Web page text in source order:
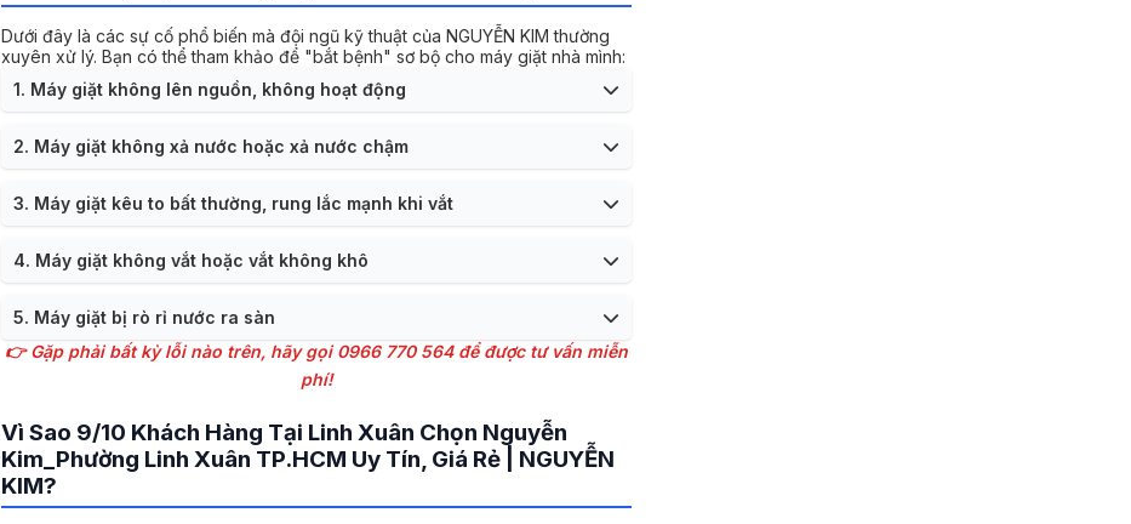
Dưới đây là các sự cố phổ biến mà đội ngũ kỹ thuật của NGUYỄN KIM thường
xuyên xử lý. Bạn có thể tham khảo để "bắt bệnh" sơ bộ cho máy giặt nhà mình:
1. Máy giặt không lên nguồn, không hoạt động
2. Máy giặt không xả nước hoặc xả nước chậm
3. Máy giặt kêu to bất thường, rung lắc mạnh khi vắt
4. Máy giặt không vắt hoặc vắt không khô
5. Máy giặt bị rò rỉ nước ra sàn
👉 Gặp phải bất kỳ lỗi nào trên, hãy gọi 0966 770 564 để được tư vấn miễn
phí!
Vì Sao 9/10 Khách Hàng Tại Linh Xuân Chọn Nguyễn
Kim_Phường Linh Xuân TP.HCM Uy Tín, Giá Rẻ | NGUYỄN
KIM?